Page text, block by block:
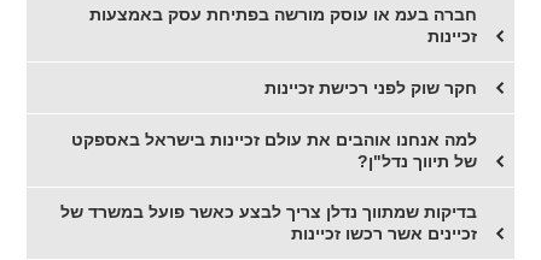
חברה בעמ או עוסק מורשה בפתיחת עסק באמצעות
זכיינות
​חקר שוק לפני רכישת זכיינות
​למה אנחנו אוהבים את עולם זכיינות בישראל באספקט
של תיווך נדל"ן?
בדיקות שמתווך נדלן צריך לבצע כאשר פועל במשרד של
זכיינים אשר רכשו זכיינות